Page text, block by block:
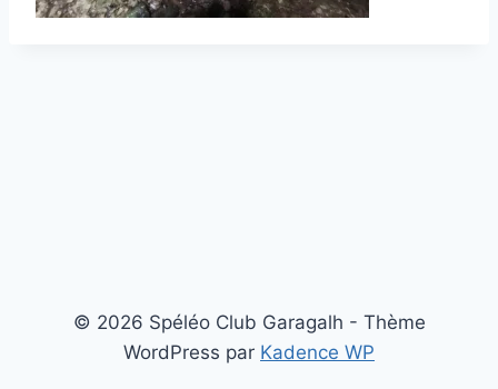
© 2026 Spéléo Club Garagalh - Thème
WordPress par Kadence WP